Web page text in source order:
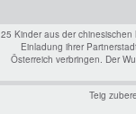
25 Kinder aus der
Einladung ihrer
Österreich verbringen. Der
Teig